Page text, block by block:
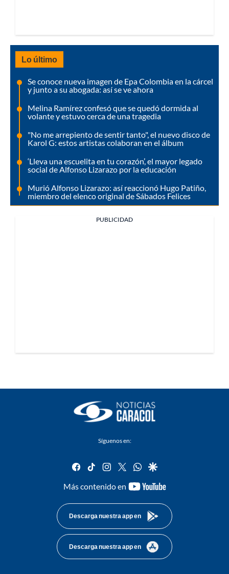
Lo último
Se conoce nueva imagen de Epa Colombia en la cárcel
y junto a su abogada: así se ve ahora
Melina Ramírez confesó que se quedó dormida al
volante y estuvo cerca de una tragedia
"No me arrepiento de sentir tanto", el nuevo disco de
Karol G: estos artistas colaboran en el álbum
‘Lleva una escuelita en tu corazón’, el mayor legado
social de Alfonso Lizarazo por la educación
Murió Alfonso Lizarazo: así reaccionó Hugo Patiño,
miembro del elenco original de Sábados Felices
PUBLICIDAD
Síguenos en:
facebook
tiktok instagram
twitterwhatsapp
google
Más contenido en
youtube-
Descarga nuestra app en
Descarga nuestra app en